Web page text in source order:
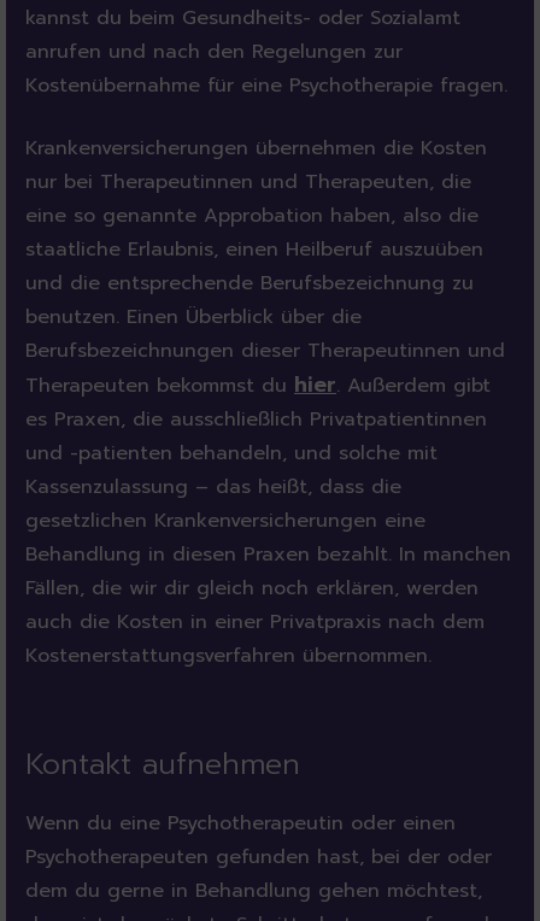
kannst du beim Gesundheits- oder Sozialamt
anrufen und nach den Regelungen zur
Kostenübernahme für eine Psychotherapie fragen.
Krankenversicherungen übernehmen die Kosten
nur bei Therapeutinnen und Therapeuten, die
eine so genannte Approbation haben, also die
staatliche Erlaubnis, einen Heilberuf auszuüben
und die entsprechende Berufsbezeichnung zu
benutzen. Einen Überblick über die
Berufsbezeichnungen dieser Therapeutinnen und
Therapeuten bekommst du hier. Außerdem gibt
es Praxen, die ausschließlich Privatpatientinnen
und -patienten behandeln, und solche mit
Kassenzulassung – das heißt, dass die
gesetzlichen Krankenversicherungen eine
Behandlung in diesen Praxen bezahlt. In manchen
Fällen, die wir dir gleich noch erklären, werden
auch die Kosten in einer Privatpraxis nach dem
Kostenerstattungsverfahren übernommen.
Kontakt aufnehmen
Wenn du eine Psychotherapeutin oder einen
Psychotherapeuten gefunden hast, bei der oder
dem du gerne in Behandlung gehen möchtest,